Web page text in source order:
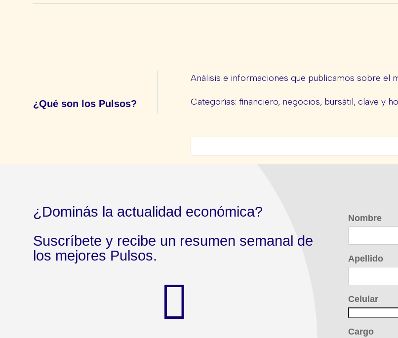
¿Qué son los Pulsos?
Análisis e informaciones que publicamos sobre el
Categorías: financiero, negocios, bursátil, clave y
¿Dominás la actualidad económica?
Suscríbete y recibe un resumen semanal de
los mejores Pulsos.

Nombre
Apellido
Celular
Cargo